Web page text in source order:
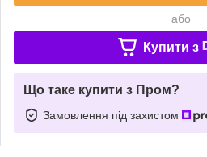
або
Купити з
Що таке купити з Пром?
Замовлення під захистом